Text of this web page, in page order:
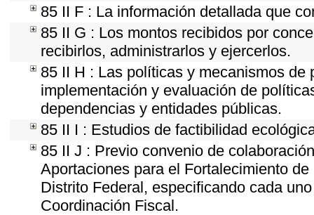
85 II F : La información detallada que
85 II G : Los montos recibidos por
recibirlos, administrarlos y ejercerlos.
85 II H : Las políticas y mecanismos
implementación y evaluación de
dependencias y entidades públicas.
85 II I : Estudios de factibilidad
85 II J : Previo convenio de
Aportaciones para el Fortalecimiento
Distrito Federal, especificando cada
Coordinación Fiscal.